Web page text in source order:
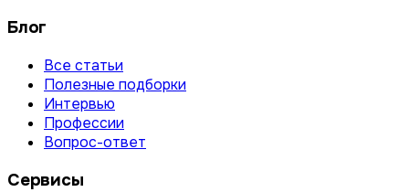
Блог
Все статьи
Полезные подборки
Интервью
Профессии
Вопрос-ответ
Сервисы